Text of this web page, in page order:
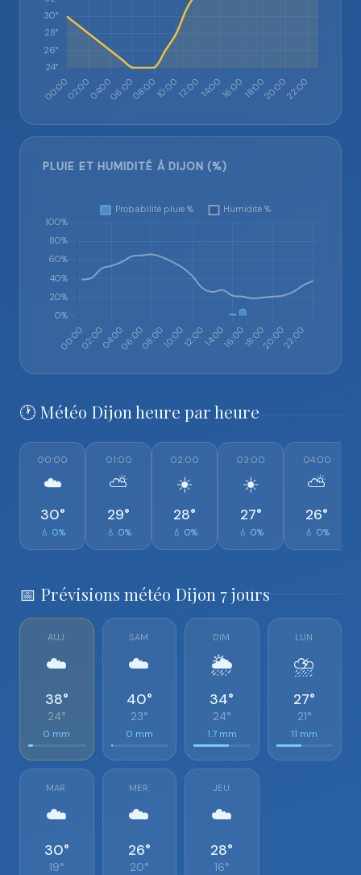
PLUIE ET HUMIDITÉ À DIJON (%)
🕐 Météo Dijon heure par heure
00:00
☁️
30°
💧 0%
01:00
⛅
29°
💧 0%
02:00
☀️
28°
💧 0%
03:00
☀️
27°
💧 0%
04:00
⛅
26°
💧 0%
📅 Prévisions météo Dijon 7 jours
AUJ.
☁️
38°
24°
0 mm
SAM.
☁️
40°
23°
0 mm
DIM.
🌦️
34°
24°
1.7 mm
LUN.
⛈️
27°
21°
11 mm
MAR.
☁️
30°
19°
MER.
☁️
26°
20°
JEU.
☁️
28°
16°